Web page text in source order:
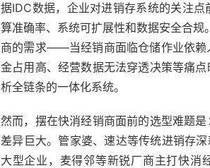
据IDC数据，企业对进销存系统的关注
算准确率、系统可扩展性和数据安全合
商的需求——当经销商面临仓储作业依赖
金占用高、经营数据无法穿透决策等痛
析全链条的一体化系统。
然而，摆在快消经销商面前的选型难题
差异巨大。管家婆、速达等传统进销存
大型企业，麦得邻等新锐厂商主打快消